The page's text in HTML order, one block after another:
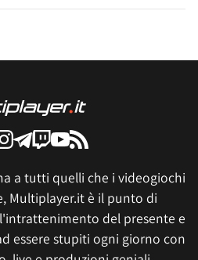
a tutti quelli che i videogiochi
Multiplayer.it è il punto di
del presente e
essere stupiti ogni giorno con